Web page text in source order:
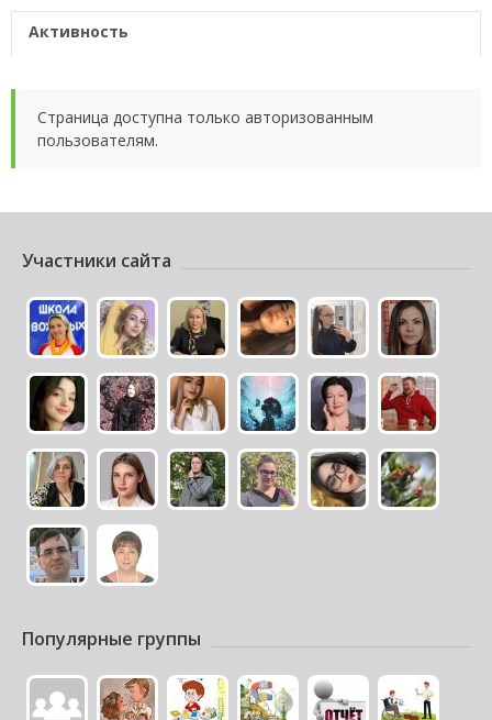
Активность
Страница доступна только авторизованным
пользователям.
Участники сайта
Популярные группы